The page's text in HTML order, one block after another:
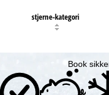
stjerne-kategori
Book